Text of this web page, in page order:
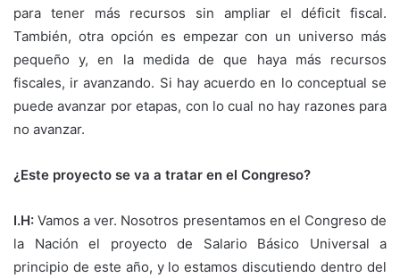
para tener más recursos sin ampliar el déficit fiscal.
También, otra opción es empezar con un universo más
pequeño y, en la medida de que haya más recursos
fiscales, ir avanzando. Si hay acuerdo en lo conceptual se
puede avanzar por etapas, con lo cual no hay razones para
no avanzar.
¿Este proyecto se va a tratar en el Congreso?
I.H: Vamos a ver. Nosotros presentamos en el Congreso de
la Nación el proyecto de Salario Básico Universal a
principio de este año, y lo estamos discutiendo dentro del